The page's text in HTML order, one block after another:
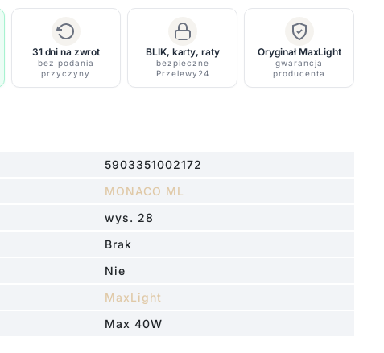
31 dni na zwrot
bez podania
przyczyny
BLIK, karty, raty
bezpieczne
Przelewy24
Oryginał MaxLight
gwarancja
producenta
5903351002172
MONACO ML
wys. 28
Brak
Nie
MaxLight
Max 40W